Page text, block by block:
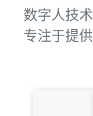
数字人技
专注于提